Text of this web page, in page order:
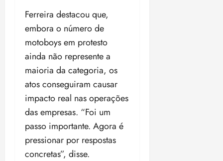
Ferreira destacou que,
embora o número de
motoboys em protesto
ainda não represente a
maioria da categoria, os
atos conseguiram causar
impacto real nas operações
das empresas. “Foi um
passo importante. Agora é
pressionar por respostas
concretas”, disse.